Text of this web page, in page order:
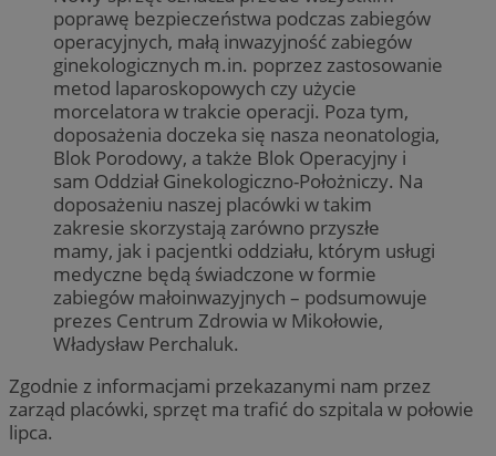
poprawę bezpieczeństwa podczas zabiegów
operacyjnych, małą inwazyjność zabiegów
ginekologicznych m.in. poprzez zastosowanie
metod laparoskopowych czy użycie
morcelatora w trakcie operacji. Poza tym,
doposażenia doczeka się nasza neonatologia,
Blok Porodowy, a także Blok Operacyjny i
sam Oddział Ginekologiczno-Położniczy. Na
doposażeniu naszej placówki w takim
zakresie skorzystają zarówno przyszłe
mamy, jak i pacjentki oddziału, którym usługi
medyczne będą świadczone w formie
zabiegów małoinwazyjnych – podsumowuje
prezes Centrum Zdrowia w Mikołowie,
Władysław Perchaluk.
Zgodnie z informacjami przekazanymi nam przez
zarząd placówki, sprzęt ma trafić do szpitala w połowie
lipca.